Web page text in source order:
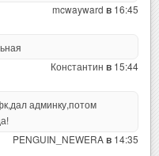
mcwayward в 16:45
Константин в 15:44
админку,потом
PENGUIN_NEWERAв 14:35